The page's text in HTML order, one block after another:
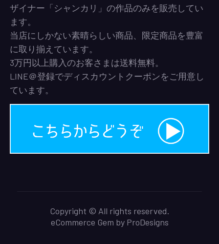
ザイナー「シャンカリ」の作品のみを販売してい
ます。
当店にしかない素晴らしい商品、限定商品を豊富
に取り揃えています。
3万円以上購入のお客さまは送料無料。
LINE＠登録でディスカウントクーポンをご用意し
ています。
Copyright © All rights reserved.
eCommerce Gem by ProDesigns